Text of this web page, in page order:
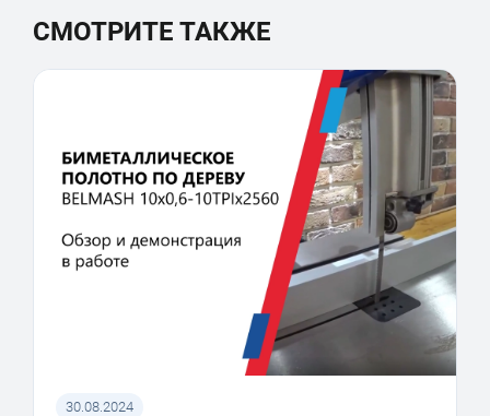
СМОТРИТЕ ТАКЖЕ
30.08.2024